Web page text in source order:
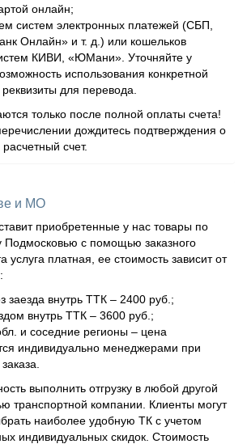
онлайн;
систем электронных платежей (СБП,
Онлайн» и т. д.) или кошельков
КИВИ, «ЮМани». Уточняйте у
использования конкретной
для перевода.
только после полной оплаты счета!
дождитесь подтверждения о
счет.
и МО
приобретенные у нас товары по
Подмосковью с помощью заказного
услуга платная, ее стоимость зависит от
заезда внутрь ТТК – 2400 руб.;
внутрь ТТК – 3600 руб.;
и соседние регионы – цена
индивидуально менеджерами при
выполнить отгрузку в любой другой
транспортной компании. Клиенты могут
наиболее удобную ТК с учетом
индивидуальных скидок. Стоимость